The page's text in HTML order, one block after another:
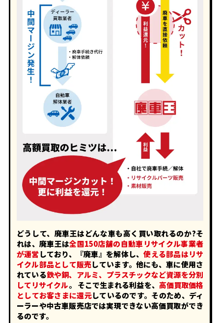
どうして、廃車王はどんな車も高く買い取れるのか?そ
れは、廃車王は全国150店舗の自動車リサイクル事業者
が運営 しており、『廃車』を解体し、使える部品はリサ
イクル部品として販売しています。他にも、車に使用さ
れている鉄や銅、アルミ、プラスチックなど資源を分別
してリサイクル。 そこで生まれる利益を、 高価買取価格
としてお客さまに還元しているのです。そのため、ディ
ーラーや中古車販売店では実現できない高価買取ができ
るのです。